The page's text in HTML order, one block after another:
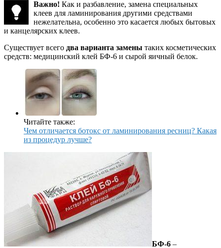
Важно! Как и разбавление, замена специальных
клеев для ламинирования другими средствами
нежелательна, особенно это касается любых бытовых
и канцелярских клеев.
Существует всего два варианта замены таких косметических
средств: медицинский клей БФ-6 и сырой яичный белок.
Читайте также:
Чем отличается ботокс от ламинирования ресниц? Какая
из процедур лучше?
БФ-6 –